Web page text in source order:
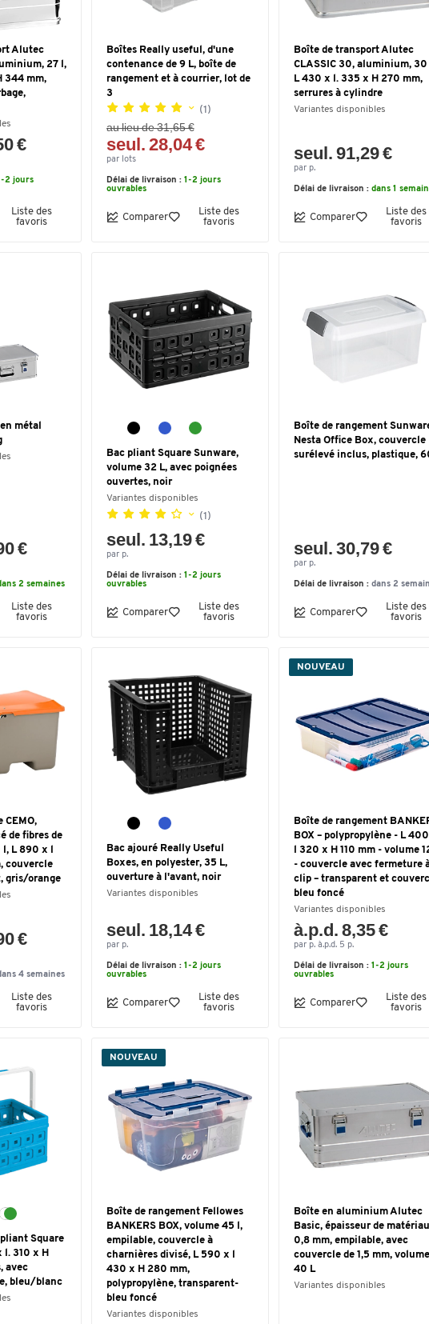
Alutec
27 l,
344 mm,
€
2 jours
Liste des
favoris
Boîtes Really useful, d'une
contenance de 9 L, boîte de
rangement et à courrier, lot de
3
(1)
au lieu de 31,65 €
seul. 28,04 €
par lots
Délai de livraison : 1-2 jours
ouvrables
Comparer
Liste des
favoris
Boîte de transport Alutec
CLASSIC 30, aluminium, 30
L 430 x l. 335 x H 270 mm,
serrures à cylindre
Variantes disponibles
seul. 91,29 €
par p.
Délai de livraison : dans 1
Comparer
Liste des
favoris
métal
€
2 semaines
Liste des
favoris
Bac pliant Square Sunware,
volume 32 L, avec poignées
ouvertes, noir
Variantes disponibles
(1)
seul. 13,19 €
par p.
Délai de livraison : 1-2 jours
ouvrables
Comparer
Liste des
favoris
Boîte de rangement
Nesta Office Box, couvercle
surélevé inclus, plastique,
seul. 30,79 €
par p.
Délai de livraison : dans 2
Comparer
Liste des
favoris
CEMO,
de fibres de
L 890 x l
couvercle
gris/orange
€
4 semaines
Liste des
favoris
Bac ajouré Really Useful
Boxes, en polyester, 35 L,
ouverture à l'avant, noir
Variantes disponibles
seul. 18,14 €
par p.
Délai de livraison : 1-2 jours
ouvrables
Comparer
Liste des
favoris
NOUVEAU
Boîte de rangement
BOX – polypropylène - L
l 320 x H 110 mm - volume
- couvercle avec fermeture
clip – transparent et
bleu foncé
Variantes disponibles
à.p.d. 8,35 €
par p. à.p.d. 5 p.
Délai de livraison : 1-2 jours
ouvrables
Comparer
Liste des
favoris
Square
l. 310 x H
avec
bleu/blanc
NOUVEAU
Boîte de rangement Fellowes
BANKERS BOX, volume 45 l,
empilable, couvercle à
charnières divisé, L 590 x l
430 x H 280 mm,
polypropylène, transparent-
bleu foncé
Variantes disponibles
Boîte en aluminium Alutec
Basic, épaisseur de matériau
0,8 mm, empilable, avec
couvercle de 1,5 mm, volume
40 L
Variantes disponibles